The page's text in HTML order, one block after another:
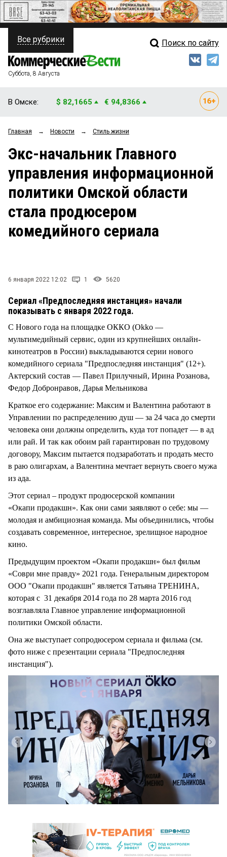
ПОЛИТИКА
ФИНАНСЫ
ОБЩЕСТВО
ЗАКОН
НОВОСТИ КОМПАНИЙ
СТИЛЬ ЖИЗНИ
Свежий выпуск
Рейтинги
Блоги
Архив
Все рубрики Поиск по сайту
Суббота, 8 Августа
В Омске: $ 82,1665 € 94,8366
Главная → Новости → Стиль жизни
Экс-начальник Главного
управления информационной
политики Омской области
стала продюсером
комедийного сериала
6 января 2022 12:02 1 5620
Сериал «Предпоследняя инстанция» начали
показывать с января 2022 года.
С Нового года на площадке ОККО (Okko —
мультимедийный сервис, один из крупнейших онлайн-
кинотеатров в России) выкладываются серии нового
комедийного сериала "Предпоследняя инстанция" (12+).
Актерский состав — Павел Прилучный, Ирина Розанова,
Федор Добронравов, Дарья Мельникова
Краткое его содержание: Максим и Валентина работают в
Управлении по распределению душ — за 24 часа до смерти
человека они должны определить, куда тот попадет — в ад
или рай. И так как обоим рай гарантирован по трудовому
договору, Максим пытается подзаработать и продать место
в раю олигархам, а Валентина мечтает вернуть своего мужа
из ада.
Этот сериал – продукт продюсерской компании
«Окапи продакшн». Как они сами заявляют о себе: мы —
молодая и амбициозная команда. Мы объединились, чтобы
создавать современное, интересное, зрелищное народное
кино.
Предыдущим проектом «Окапи продакшн» был фильм
«Соври мне правду» 2021 года. Генеральным директором
ООО "Окапи продакшн" является Татьяна ТРЕНИНА,
которая с 31 декабря 2014 года по 28 марта 2016 год
возглавляла Главное управление информационной
политики Омской области.
Она же выступает сопродюсером сериала и фильма (см.
фото ниже с презентации сериала "Предпоследняя
инстанция").